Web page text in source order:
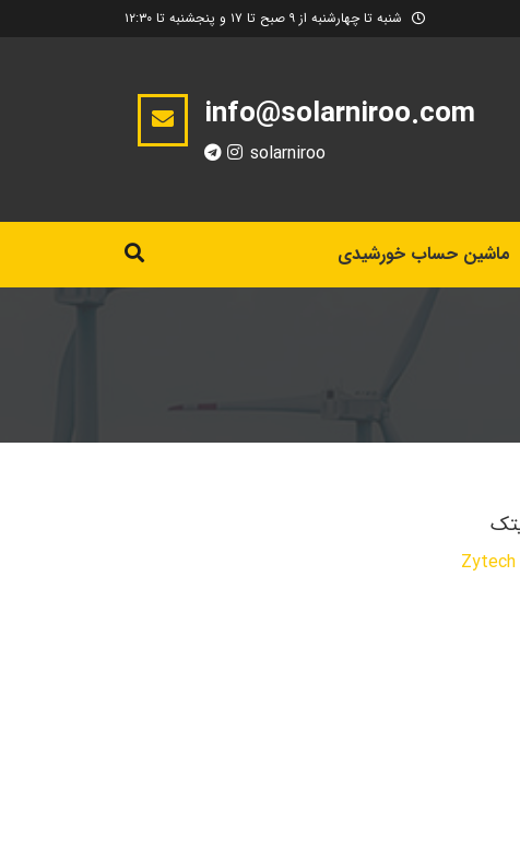
شنبه تا چهارشنبه از ۹ صبح تا ۱۷ و پنجشنبه تا ۱۲:۳۰
info@solarniroo.com
solarniroo
ماشین حساب خورشیدی